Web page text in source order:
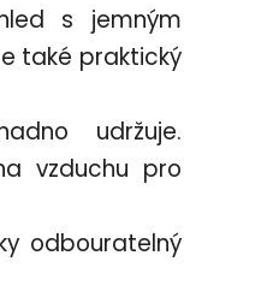
s jemným
také praktický
udržuje.
vzduchu pro
odbouratelný